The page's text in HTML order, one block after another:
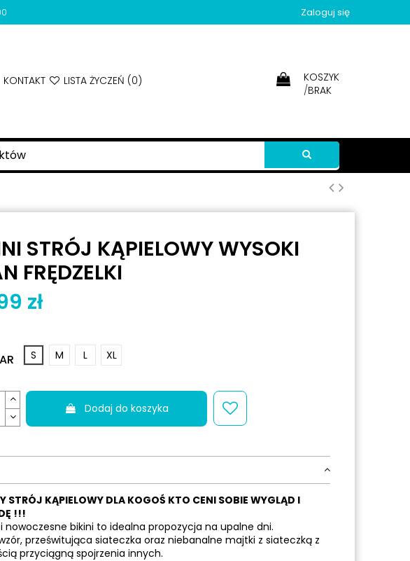
Zaloguj się
KONTAKT LISTA ŻYCZEŃ (0)
KOSZYK
/BRAK
STRÓJ KĄPIELOWY WYSOKI
FRĘDZELKI
zł
S M L XL
Dodaj do koszyka
STRÓJ KĄPIELOWY DLA KOGOŚ KTO CENI SOBIE WYGLĄD I
!!!
nowoczesne bikini to idealna propozycja na upalne dni.
prześwitująca siateczka oraz niebanalne majtki z siateczką z
przyciągną spojrzenia innych.